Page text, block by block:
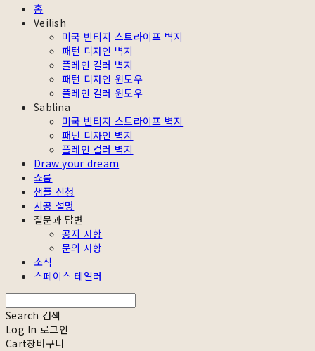
홈
Veilish
미국 빈티지 스트라이프 벽지
패턴 디자인 벽지
플레인 컬러 벽지
패턴 디자인 윈도우
플레인 컬러 윈도우
Sablina
미국 빈티지 스트라이프 벽지
패턴 디자인 벽지
플레인 컬러 벽지
Draw your dream
쇼룸
샘플 신청
시공 설명
질문과 답변
공지 사항
문의 사항
소식
스페이스 테일러
Search 검색
Log In 로그인
Cart장바구니